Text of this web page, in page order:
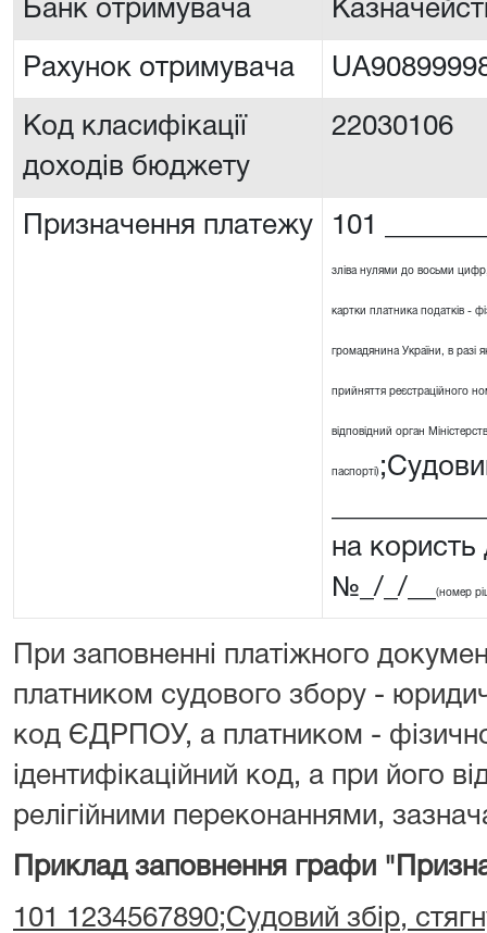
Банк отримувача
Рахунок отримувача
Код класифікації
доходів бюджету
22030106
Призначення платежу 101
зліва нулями до восьми
картки платника податків -
громадянина України, в разі
прийняття реєстраційного
відповідний орган
паспорті)
на
№_/_/__
(номер
При заповненні платіжного
платником судового збору -
код ЄДРПОУ, а платником -
ідентифікаційний код, а при його
релігійними переконаннями,
Приклад заповнення графи
101 1234567890;Судовий збір,